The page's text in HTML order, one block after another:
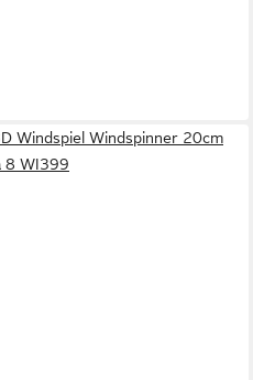
Windspiel Windspinner 20cm
8 WI399